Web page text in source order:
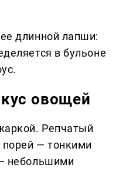
длинной лапши:
в бульоне
овощей
Репчатый
— тонкими
небольшими